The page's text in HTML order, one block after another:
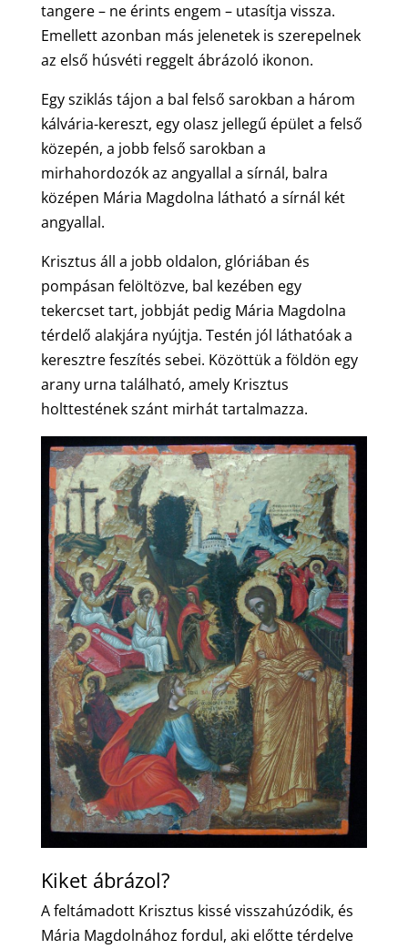
tangere – ne érints engem – utasítja vissza.
Emellett azonban más jelenetek is szerepelnek
az első húsvéti reggelt ábrázoló ikonon.
Egy sziklás tájon a bal felső sarokban a három
kálvária-kereszt, egy olasz jellegű épület a felső
közepén, a jobb felső sarokban a
mirhahordozók az angyallal a sírnál, balra
középen Mária Magdolna látható a sírnál két
angyallal.
Krisztus áll a jobb oldalon, glóriában és
pompásan felöltözve, bal kezében egy
tekercset tart, jobbját pedig Mária Magdolna
térdelő alakjára nyújtja. Testén jól láthatóak a
keresztre feszítés sebei. Közöttük a földön egy
arany urna található, amely Krisztus
holttestének szánt mirhát tartalmazza.
Kiket ábrázol?
A feltámadott Krisztus kissé visszahúzódik, és
Mária Magdolnához fordul, aki előtte térdelve